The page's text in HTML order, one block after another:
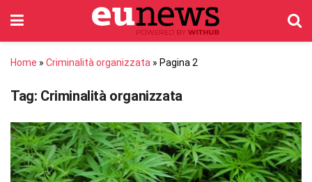
Home » Criminalità organizzata » Pagina 2
Tag: Criminalità organizzata